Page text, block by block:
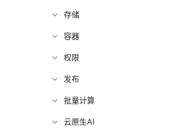
存储
容器
权限
发布
批量计算
云原生AI